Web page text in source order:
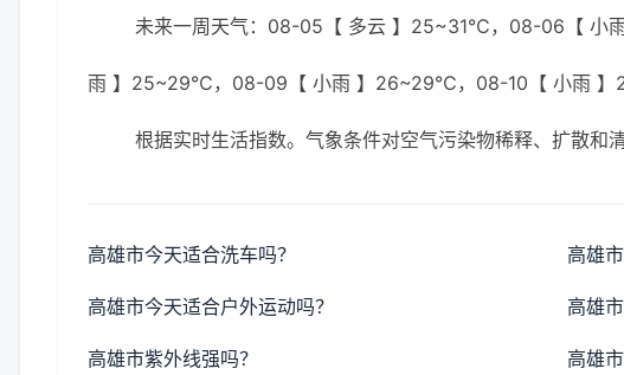
未来一周天气：08-05【 多云 】25~31℃，08-06【
雨 】25~29℃，08-09【 小雨 】26~29℃，08-10【 小雨 】
根据实时生活指数。气象条件对空气污染物稀释、扩散和
高雄市今天适合洗车吗？ 高雄
高雄市今天适合户外运动吗？ 高雄
高雄市紫外线强吗？ 高雄